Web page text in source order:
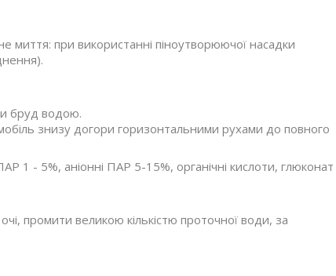
миття: при використанні піноутворюючої насадки
бруд водою.
знизу догори горизонтальними рухами до повного
1 - 5%, аніонні ПАР 5-15%, органічні кислоти, глюконат
промити великою кількістю проточної води, за